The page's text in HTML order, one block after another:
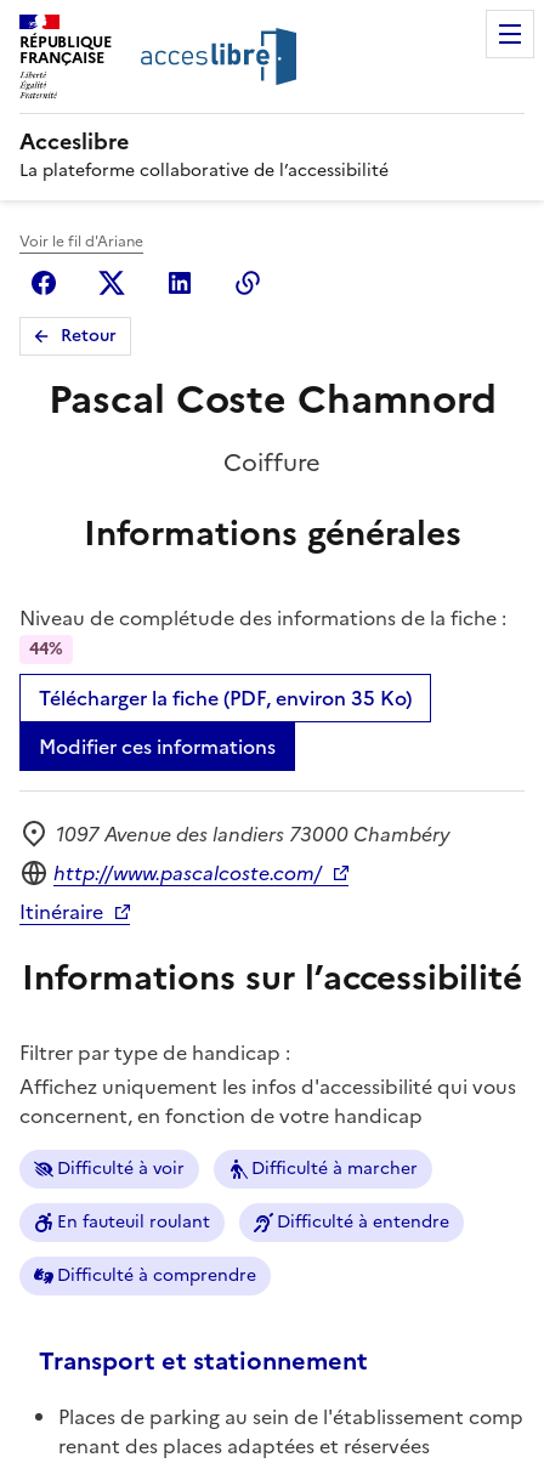
RÉPUBLIQUE
FRANÇAISE
Acceslibre
La plateforme collaborative de l’accessibilité
Voir le fil d'Ariane
FacebookX (anciennement Twitter)
Linkedin
Retour
Pascal Coste Chamnord
Coiffure
Informations générales
Niveau de complétude des informations de la fiche :
44%
Télécharger la fiche (PDF, environ 35 Ko)
Modifier ces informations
Adresse
1097 Avenue des landiers 73000 Chambéry
Site internet
http://www.pascalcoste.com/
Itinéraire
Informations sur l’accessibilité
Filtrer par type de handicap :
Affichez uniquement les infos d'accessibilité qui vous
concernent, en fonction de votre handicap
Difficulté à voir Difficulté à marcher
En fauteuil roulant Difficulté à entendre
Difficulté à comprendre
Transport et stationnement
Places de parking au sein de l'établissement comp
renant des places adaptées et réservées